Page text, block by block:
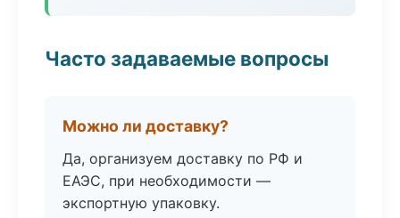
Часто задаваемые вопросы
Можно ли доставку?
Да, организуем доставку по РФ и
ЕАЭС, при необходимости —
экспортную упаковку.